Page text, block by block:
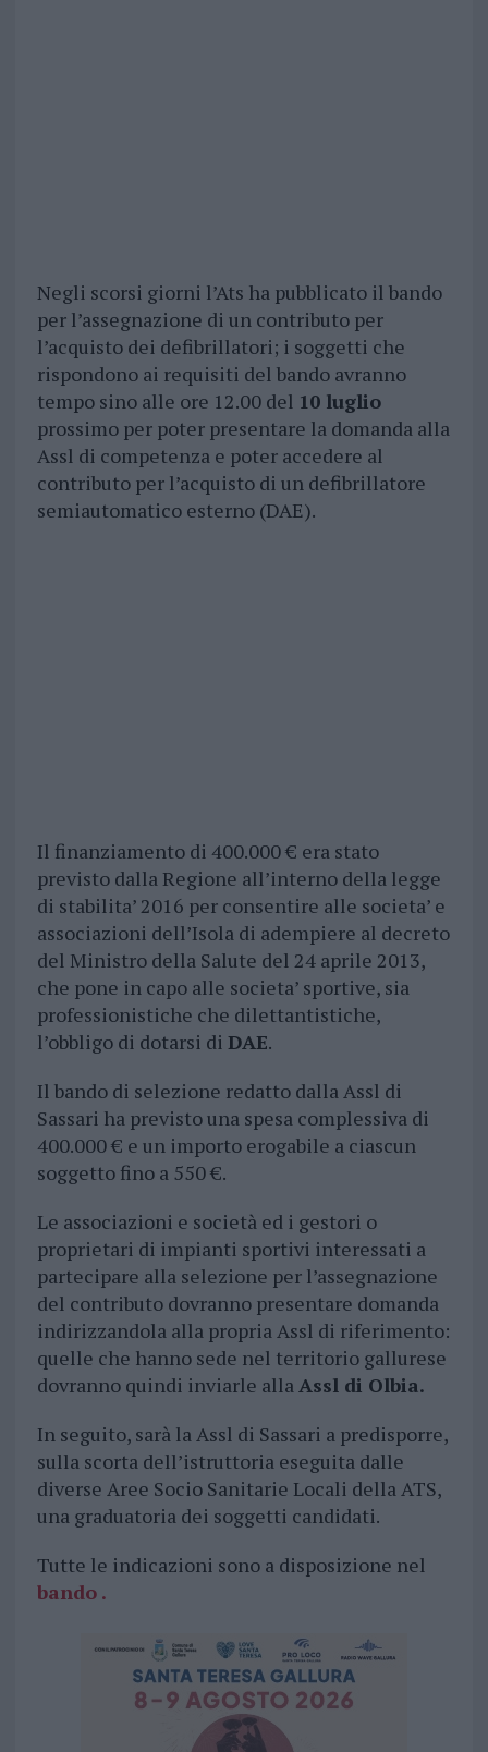
Negli scorsi giorni l’Ats ha pubblicato il bando
per l’assegnazione di un contributo per
l’acquisto dei defibrillatori; i soggetti che
rispondono ai requisiti del bando avranno
tempo sino alle ore 12.00 del 10 luglio
prossimo per poter presentare la domanda alla
Assl di competenza e poter accedere al
contributo per l’acquisto di un defibrillatore
semiautomatico esterno (DAE).
Il finanziamento di 400.000 € era stato
previsto dalla Regione all’interno della legge
di stabilita’ 2016 per consentire alle societa’ e
associazioni dell’Isola di adempiere al decreto
del Ministro della Salute del 24 aprile 2013,
che pone in capo alle societa’ sportive, sia
professionistiche che dilettantistiche,
l’obbligo di dotarsi di DAE.
Il bando di selezione redatto dalla Assl di
Sassari ha previsto una spesa complessiva di
400.000 € e un importo erogabile a ciascun
soggetto fino a 550 €.
Le associazioni e società ed i gestori o
proprietari di impianti sportivi interessati a
partecipare alla selezione per l’assegnazione
del contributo dovranno presentare domanda
indirizzandola alla propria Assl di riferimento:
quelle che hanno sede nel territorio gallurese
dovranno quindi inviarle allaAssl di Olbia.
In seguito, sarà la Assl di Sassari a predisporre,
sulla scorta dell’istruttoria eseguita dalle
diverse Aree Socio Sanitarie Locali della ATS,
una graduatoria dei soggetti candidati.
Tutte le indicazioni sono a disposizione nel
bando .